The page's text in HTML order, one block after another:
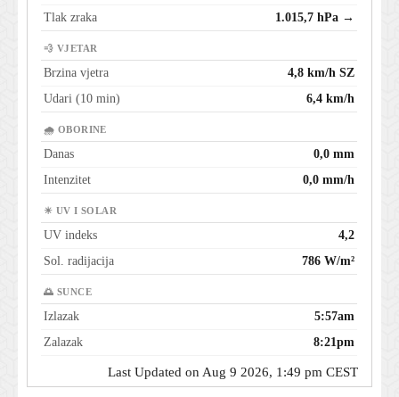
Tlak zraka
1.015,7 hPa →
💨 VJETAR
Brzina vjetra
4,8 km/h SZ
Udari (10 min)
6,4 km/h
🌧 OBORINE
Danas
0,0 mm
Intenzitet
0,0 mm/h
☀ UV I SOLAR
UV indeks
4,2
Sol. radijacija
786 W/m²
🌅 SUNCE
Izlazak
5:57am
Zalazak
8:21pm
Last Updated on Aug 9 2026, 1:49 pm CEST